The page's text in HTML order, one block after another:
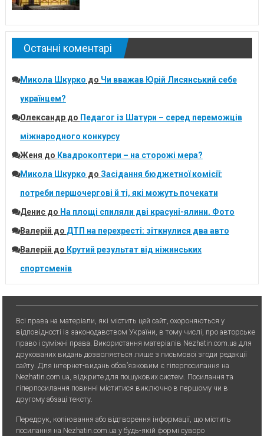
Останні коментарі
Микола Шкурко до Чи вважав Юрій Лисянський себе
українцем?
Олександрдо Педагог із Шатури – серед переможців
міжнародного конкурсу
Женя до Квадрокоптери – на сторожі мера?
Микола Шкурко до Засідання бюджетної комісії:
потреби першочергові й ті, які можуть почекати
Денисдо На площі спиляли дві красуні-ялини. Фото
Валерій до ДТП на перехресті: зіткнулися два авто
Валерій до Крутий результат від ніжинських
спортсменів
Всі права на матеріали, які містить цей сайт, охороняються у
відповідності із законодавством України, в тому числі, про авторське
право і суміжні права. Використання матерiалiв Nezhatin.com.ua для
друкованих видань дозволяється лише з письмової згоди редакції
сайту. Для iнтернет-видань обов’язковим є гiперпосилання на
Nezhatin.com.ua, відкрите для пошукових систем. Посилання та
гіперпосилання повинні міститися виключно в першому чи в
другому абзаці тексту.
Передрук, копiювання або вiдтворення iнформацiї, що мiстить
посилання на Nezhatin.com.ua у будь-якiй формi суворо